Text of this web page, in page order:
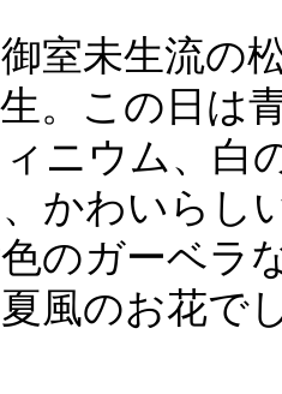
室未生流の
。この日は
ニウム、白
かわいらし
のガーベラ
風のお花で